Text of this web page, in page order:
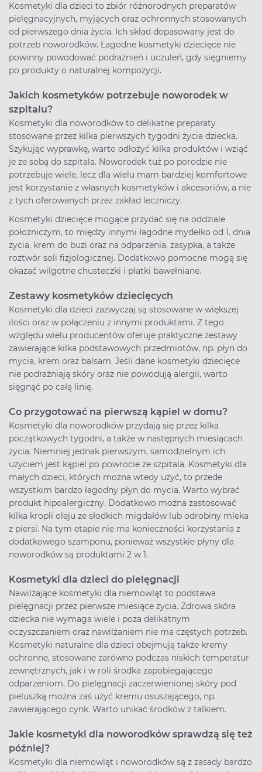
Kosmetyki dla dzieci to zbiór różnorodnych preparatów
pielęgnacyjnych, myjących oraz ochronnych stosowanych
od pierwszego dnia życia. Ich skład dopasowany jest do
potrzeb noworodków. Łagodne kosmetyki dziecięce nie
powinny powodować podrażnień i uczuleń, gdy sięgniemy
po produkty o naturalnej kompozycji.
Jakich kosmetyków potrzebuje noworodek w
szpitalu?
Kosmetyki dla noworodków to delikatne preparaty
stosowane przez kilka pierwszych tygodni życia dziecka.
Szykując wyprawkę, warto odłożyć kilka produktów i wziąć
je ze sobą do szpitala. Noworodek tuż po porodzie nie
potrzebuje wiele, lecz dla wielu mam bardziej komfortowe
jest korzystanie z własnych kosmetyków i akcesoriów, a nie
z tych oferowanych przez zakład leczniczy.
Kosmetyki dziecięce mogące przydać się na oddziale
położniczym, to między innymi łagodne mydełko od 1. dnia
życia, krem do buzi oraz na odparzenia, zasypka, a także
roztwór soli fizjologicznej. Dodatkowo pomocne mogą się
okazać wilgotne chusteczki i płatki bawełniane.
Zestawy kosmetyków dziecięcych
Kosmetyki dla dzieci zazwyczaj są stosowane w większej
ilości oraz w połączeniu z innymi produktami. Z tego
względu wielu producentów oferuje praktyczne zestawy
zawierające kilka podstawowych przedmiotów, np. płyn do
mycia, krem oraz balsam. Jeśli dane kosmetyki dziecięce
nie podrażniają skóry oraz nie powodują alergii, warto
sięgnąć po całą linię.
Co przygotować na pierwszą kąpiel w domu?
Kosmetyki dla noworodków przydają się przez kilka
początkowych tygodni, a także w następnych miesiącach
życia. Niemniej jednak pierwszym, samodzielnym ich
użyciem jest kąpiel po powrocie ze szpitala. Kosmetyki dla
małych dzieci, których można wtedy użyć, to przede
wszystkim bardzo łagodny płyn do mycia. Warto wybrać
produkt hipoalergiczny. Dodatkowo można zastosować
kilka kropli oleju ze słodkich migdałów lub odrobiny mleka
z piersi. Na tym etapie nie ma konieczności korzystania z
dodatkowego szamponu, ponieważ wszystkie płyny dla
noworodków są produktami 2 w 1.
Kosmetyki dla dzieci do pielęgnacji
Nawilżające kosmetyki dla niemowląt to podstawa
pielęgnacji przez pierwsze miesiące życia. Zdrowa skóra
dziecka nie wymaga wiele i poza delikatnym
oczyszczaniem oraz nawilżaniem nie ma częstych potrzeb.
Kosmetyki naturalne dla dzieci obejmują także kremy
ochronne, stosowane zarówno podczas niskich temperatur
zewnętrznych, jak i w roli środka zapobiegającego
odparzeniom. Do pielęgnacji zaczerwienionej skóry pod
pieluszką można zaś użyć kremu osuszającego, np.
zawierającego cynk. Warto unikać środków z talkiem.
Jakie kosmetyki dla noworodków sprawdzą się też
później?
Kosmetyki dla niemowląt i noworodków są z zasady bardzo